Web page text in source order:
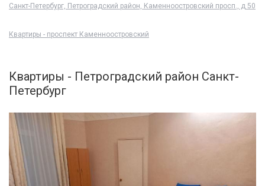
Санкт-Петербург, Петроградский район, Каменноостровский просп., д 50
Квартиры - проспект Каменноостровский
Квартиры - Петроградский район Санкт-
Петербург